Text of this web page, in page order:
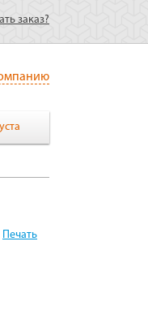
заказ?
Печать